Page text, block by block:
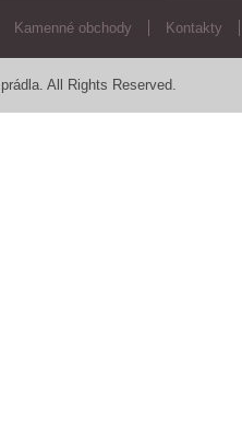
Kamenné obchody Kontakty
All Rights Reserved.